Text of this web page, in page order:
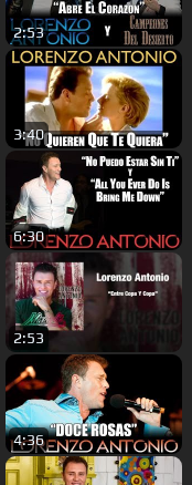
2:53
3:40
6:30
2:53
4:36